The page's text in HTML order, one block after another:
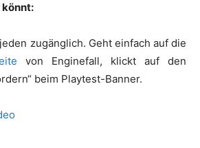
könnt:
zugänglich. Geht einfach auf die
von Enginefall, klickt auf den
beim Playtest-Banner.